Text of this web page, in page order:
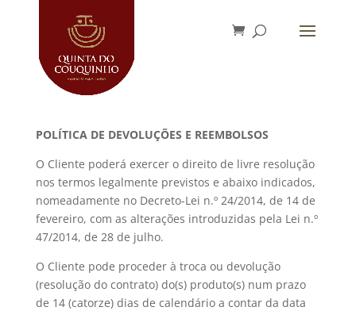
POLÍTICA DE DEVOLUÇÕES E REEMBOLSOS
O Cliente poderá exercer o direito de livre resolução
nos termos legalmente previstos e abaixo indicados,
nomeadamente no Decreto-Lei n.º 24/2014, de 14 de
fevereiro, com as alterações introduzidas pela Lei n.º
47/2014, de 28 de julho.
O Cliente pode proceder à troca ou devolução
(resolução do contrato) do(s) produto(s) num prazo
de 14 (catorze) dias de calendário a contar da data